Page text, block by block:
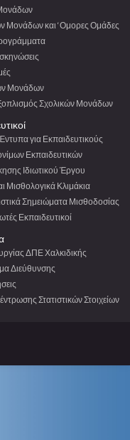
Μονάδων και ‘Ομορες Ομάδες
Μονάδων
Σχολικών Μονάδων
για Εκπαιδευτικούς
Εκπαιδευτικών
Ιδιωτικού Έργου
Μισθολογικά Κλιμάκια
Σημειώματα Μισθοδοσίας
Εκπαιδευτικοί
ΔΠΕ Χαλκιδικής
Διεύθυνσης
Στατιστικών Στοιχείων